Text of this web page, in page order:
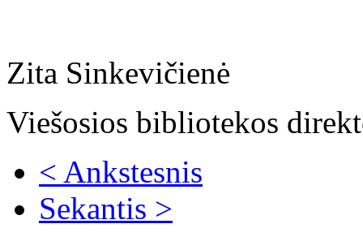
Zita Sinkevičienė
Viešosios bibliotekos
< Ankstesnis
Sekantis >